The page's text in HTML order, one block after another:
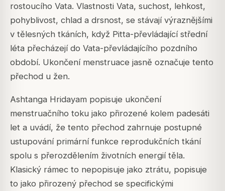
rostoucího Vata. Vlastnosti Vata, suchost, lehkost,
pohyblivost, chlad a drsnost, se stávají výraznějšími
v tělesných tkáních, když Pitta-převládající střední
léta přecházejí do Vata-převládajícího pozdního
období. Ukončení menstruace jasně označuje tento
přechod u žen.
Ashtanga Hridayam popisuje ukončení
menstruačního toku jako přirozené kolem padesáti
let a uvádí, že tento přechod zahrnuje postupné
ustupování primární funkce reprodukčních tkání
spolu s přerozdělením životních energií těla.
Klasický rámec to nepopisuje jako ztrátu, popisuje
to jako přirozený přechod se specifickými